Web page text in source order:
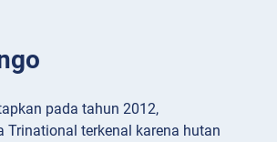
pada tahun 2012,
Trinational terkenal karena hutan